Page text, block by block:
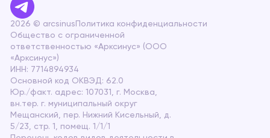
2026 © arcsinus Политика конфиденциальности
Общество с ограниченной
ответственностью «Арксинус» (ООО
«Арксинус»)
ИНН: 7714894934
Основной код ОКВЭД: 62.0
Юр./факт. адрес: 107031, г. Москва,
вн.тер. г. муниципальный округ
Мещанский, пер. Нижний Кисельный, д.
5/23, стр. 1, помещ. 1/1/1